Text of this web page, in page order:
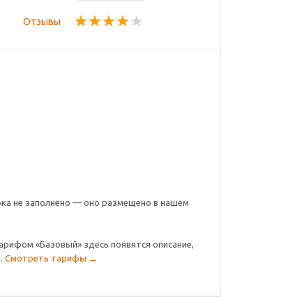
Отзывы
не заполнено — оно размещено в нашем
«Базовый» здесь появятся описание,
Смотреть тарифы →